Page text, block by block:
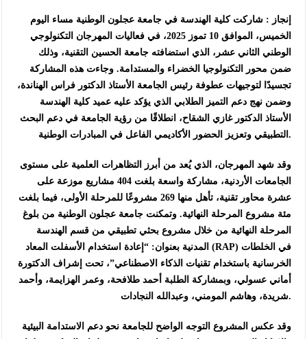
إنجاز : شاركت كلية الهندسة في جامعة عجلون الوطنية مساء اليوم
الخميس، الموافق 10 تموز 2025، في فعاليات المهرجان التكنولوجي
الوطني الثاني عشر، الذي استضافته جامعة الحسين التقنية، وذلك
ضمن محور التكنولوجيا الخضراء والمستدامة. وجاءت هذه المشاركة
تجسيدًا لتوجيهات عطوفة رئيس الجامعة الأستاذ الدكتور فراس الهناندة،
وضمن نهج دعم التميز الطلابي الذي يؤكد عليه عميد كلية الهندسة
الأستاذ الدكتور غازي الشقاح، انطلاقًا من رؤية الجامعة في دعم البحث
التطبيقي وتعزيز الحضور الأكاديمي الفاعل في المبادرات الوطنية.
وقد شهد المهرجان، الذي يُعد من أبرز التظاهرات العلمية على مستوى
الجامعات الأردنية، مشاركة واسعة بلغت 404 مشاريع موزعة على
عشرة محاور تقنية، تأهل منها 269 مشروعًا للمرحلة الأولى، فيما بلغت
مئة مشروع المرحلة النهائية. وتمكنت جامعة عجلون الوطنية من بلوغ
المرحلة النهائية من خلال مشروع بحثي تطبيقي من قسم الهندسة
المدنية بعنوان: “إعادة استخدام الأسفلت المعاد (RAP) في الخلطات
الخرسانية باستخدام تقنيات الذكاء الاصطناعي”، تحت إشراف الدكتورة
أماني عسولي، وبمشاركة الطلبة أحمد طلافحة، وعمر الهزايمة، وأحمد
شريدة، وهاشم المومني، وعبدالله النجادات.
وقد عكس المشروع التوجه الواضح للجامعة نحو دعم الاستدامة البيئية